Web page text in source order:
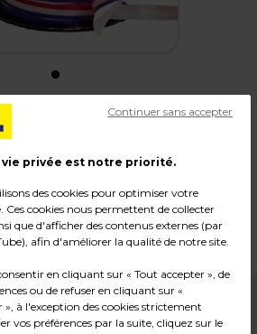
tricolore
Code :
: Bleu / Blanc / Rouge
: 10 mm x 225 m
Poids : 0,14 kg
6,49€ HT
privée est notre priorité.
des cookies pour optimiser votre
Ces cookies nous permettent de collecter
que d'afficher des contenus externes (par
afin d'améliorer la qualité de notre site.
en cliquant sur « Tout accepter », de
ou de refuser en cliquant sur «
à l'exception des cookies strictement
vos préférences par la suite, cliquez sur le
Continuer sans accepter